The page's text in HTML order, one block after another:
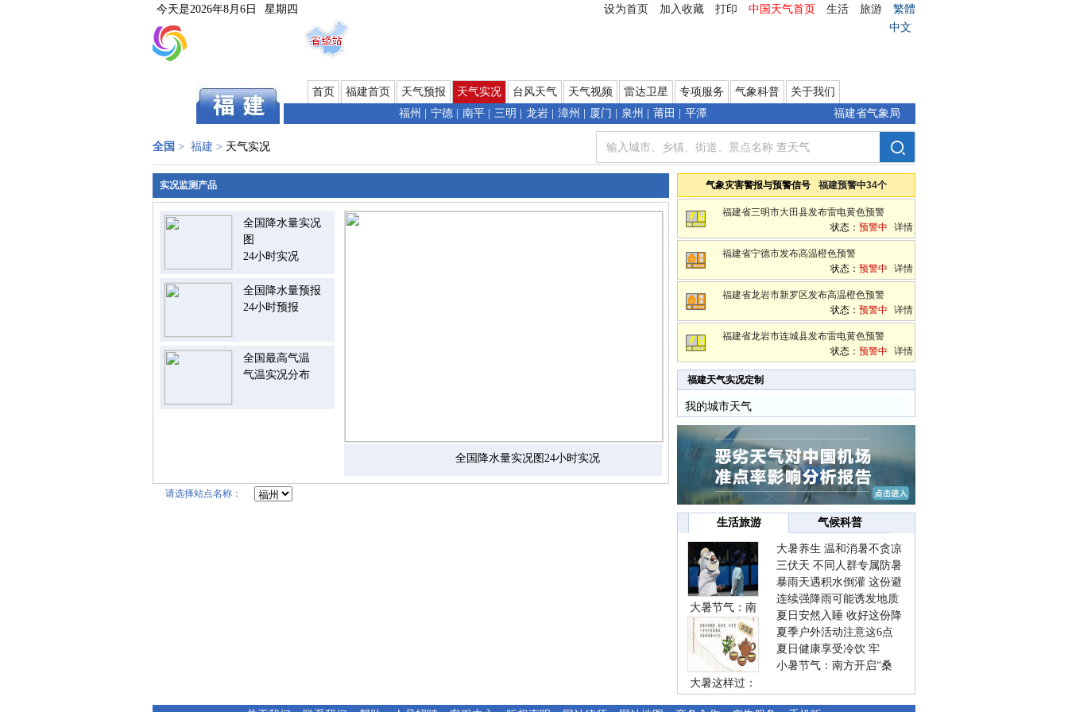
今天是2026年8月6日 星期四 设为首页 加入收藏 打印 中国天气首页 生活 旅游
繁體
中文
首页 福建首页 天气预报 天气实况 台风天气 天气视频 雷达卫星 专项服务 气象科普
关于我们
福州
宁德 南平 三明 龙岩 漳州 厦门 泉州 莆田 平潭 福建省气象局
全国 > 福建 > 天气实况
实况监测产品
全国降水量实况
图
24小时实况
全国降水量预报
24小时预报
全国最高气温
气温实况分布
全国降水量实况图24小时实况
请选择站点名称：
气象灾害警报与预警信号 福建预警中34个
福建省三明市大田县发布雷电黄色预警
状态： 预警中 详情
福建省宁德市发布高温橙色预警
状态： 预警中 详情
福建省龙岩市新罗区发布高温橙色预警
状态： 预警中 详情
福建省龙岩市连城县发布雷电黄色预警
状态： 预警中 详情
福建天气实况定制
我的城市天气
生活旅游 气候科普
大暑节气：南
大暑这样过：
大暑养生 温和消暑不贪凉
三伏天 不同人群专属防暑
要点请收好
暴雨天遇积水倒灌 这份避
险提示请收好
连续强降雨可能诱发地质
灾害 这些前兆要知道
夏日安然入睡 收好这份降
温小贴士
夏季户外活动注意这6点
防暑健身两不误
夏日健康享受冷饮 牢
记“两注意一控制”
小暑节气：南方开启“桑
季